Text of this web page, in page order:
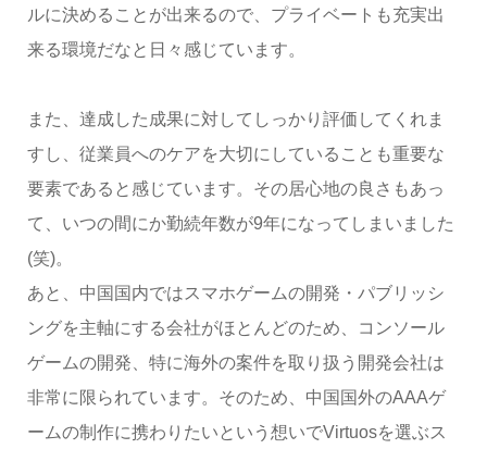
ルに決めることが出来るので、プライベートも充実出
来る環境だなと日々感じています。
また、達成した成果に対してしっかり評価してくれま
すし、従業員へのケアを大切にしていることも重要な
要素であると感じています。その居心地の良さもあっ
て、いつの間にか勤続年数が9年になってしまいました
(笑)。
あと、中国国内ではスマホゲームの開発・パブリッシ
ングを主軸にする会社がほとんどのため、コンソール
ゲームの開発、特に海外の案件を取り扱う開発会社は
非常に限られています。そのため、中国国外のAAAゲ
ームの制作に携わりたいという想いでVirtuosを選ぶス